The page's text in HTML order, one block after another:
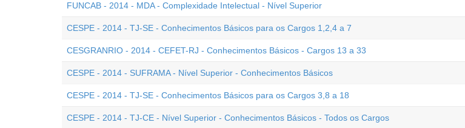
FUNCAB - 2014 - MDA - Complexidade Intelectual - Nível Superior
CESPE - 2014 - TJ-SE - Conhecimentos Básicos para os Cargos 1,2,4 a 7
CESGRANRIO - 2014 - CEFET-RJ - Conhecimentos Básicos - Cargos 13 a 33
CESPE - 2014 - SUFRAMA - Nível Superior - Conhecimentos Básicos
CESPE - 2014 - TJ-SE - Conhecimentos Básicos para os Cargos 3,8 a 18
CESPE - 2014 - TJ-CE - Nível Superior - Conhecimentos Básicos - Todos os Cargos